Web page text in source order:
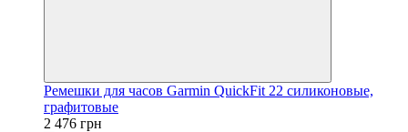
Ремешки для часов Garmin QuickFit 22 силиконовые,
графитовые
2 476 грн